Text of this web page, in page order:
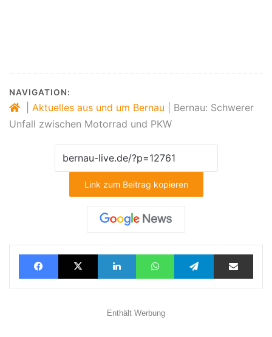
NAVIGATION:
Aktuelles aus und um Bernau
Bernau: Schwerer
Unfall zwischen Motorrad und PKW
Link zum Beitrag kopieren
FacebookX LinkedInWhatsAppTelegramTeilen via E-Mail
Enthält Werbung